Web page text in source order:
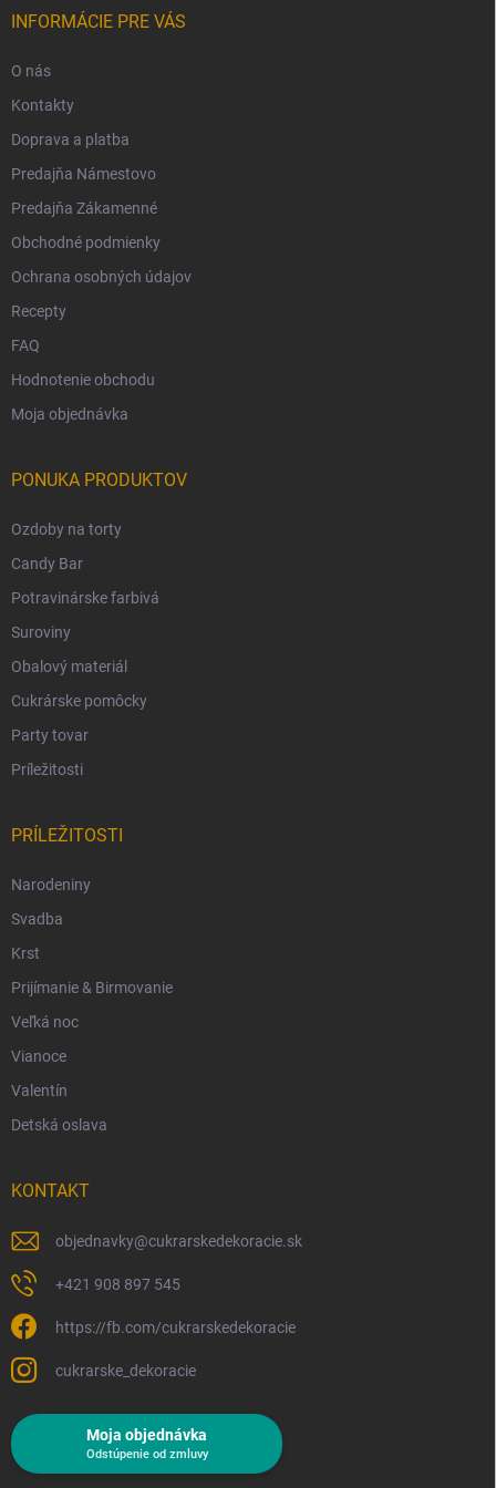
INFORMÁCIE PRE VÁS
O nás
Kontakty
Doprava a platba
Predajňa Námestovo
Predajňa Zákamenné
Obchodné podmienky
Ochrana osobných údajov
Recepty
FAQ
Hodnotenie obchodu
Moja objednávka
PONUKA PRODUKTOV
Ozdoby na torty
Candy Bar
Potravinárske farbivá
Suroviny
Obalový materiál
Cukrárske pomôcky
Party tovar
Príležitosti
PRÍLEŽITOSTI
Narodeniny
Svadba
Krst
Prijímanie & Birmovanie
Veľká noc
Vianoce
Valentín
Detská oslava
KONTAKT
objednavky@cukrarskedekoracie.sk
+421 908 897 545
https://fb.com/cukrarskedekoracie
cukrarske_dekoracie
Moja objednávka
Odstúpenie od zmluvy